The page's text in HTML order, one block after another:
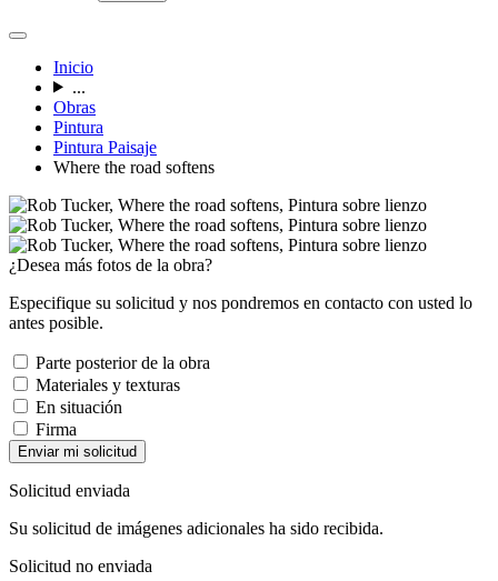
Inicio
...
Obras
Pintura
Pintura Paisaje
Where the road softens
¿Desea más fotos de la obra?
Especifique su solicitud y nos pondremos en contacto con usted lo
antes posible.
Parte posterior de la obra
Materiales y texturas
En situación
Firma
Enviar mi solicitud
Solicitud enviada
Su solicitud de imágenes adicionales ha sido recibida.
Solicitud no enviada